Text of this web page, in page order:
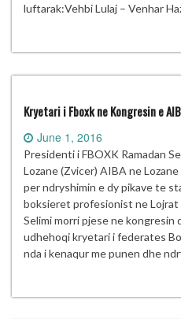
luftarak:Vehbi Lulaj – Venhar
Kryetari i Fboxk ne Kongresin e
June 1, 2016
Presidenti i FBOXK Ramadan
Lozane (Zvicer) AIBA ne
per ndryshimin e dy pikave te
boksieret profesionist ne Lojrat
Selimi morri pjese ne
udhehoqi kryetari i federates
nda i kenaqur me punen dhe